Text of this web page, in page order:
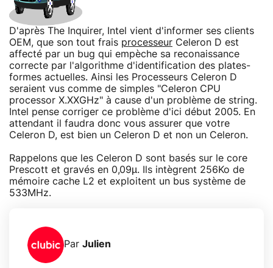
D'après The Inquirer, Intel vient d'informer ses clients
OEM, que son tout frais processeur Celeron D est
affecté par un bug qui empèche sa reconaissance
correcte par l'algorithme d'identification des plates-
formes actuelles. Ainsi les Processeurs Celeron D
seraient vus comme de simples "Celeron CPU
processor X.XXGHz" à cause d'un problème de string.
Intel pense corriger ce problème d'ici début 2005. En
attendant il faudra donc vous assurer que votre
Celeron D, est bien un Celeron D et non un Celeron.
Rappelons que les Celeron D sont basés sur le core
Prescott et gravés en 0,09µ. Ils intègrent 256Ko de
mémoire cache L2 et exploitent un bus système de
533MHz.
Par Julien